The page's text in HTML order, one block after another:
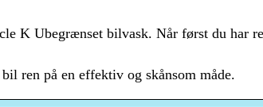
K Ubegrænset bilvask. Når først du har
ren på en effektiv og skånsom måde.